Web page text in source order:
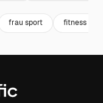
frau sport fitness frau